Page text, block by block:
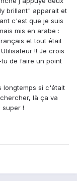
brillant" apparait et
c'est que je suis
mis en arabe :
et tout était
!! Je crois
de faire un point
longtemps si c'était
là ça va
!